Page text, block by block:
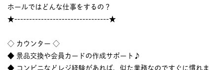
ホールではどんな仕事をするの？
★--------------------------------★
◇ カウンター ◇
◆ 景品交換や会員カードの作成サポート♪
◆ コンビニなどレジ経験があれば、似た業務なのですぐに慣れま